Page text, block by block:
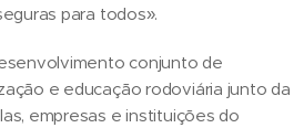
para todos».
conjunto de
e educação rodoviária junto da
empresas e instituições do